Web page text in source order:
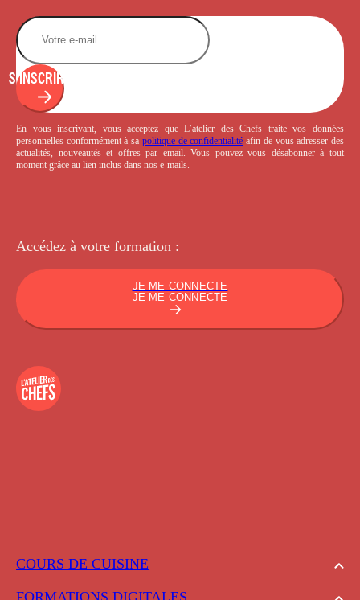
COURS DE CUISINE
S'INSCRIRE
En vous inscrivant, vous acceptez que L’atelier des Chefs traite vos données
personnelles conformément à sa politique de confidentialité afin de vous adresser des
actualités, nouveautés et offres par email. Vous pouvez vous désabonner à tout
moment grâce au lien inclus dans nos e-mails.
Accédez à votre formation :
JE ME CONNECTE
JE ME CONNECTE